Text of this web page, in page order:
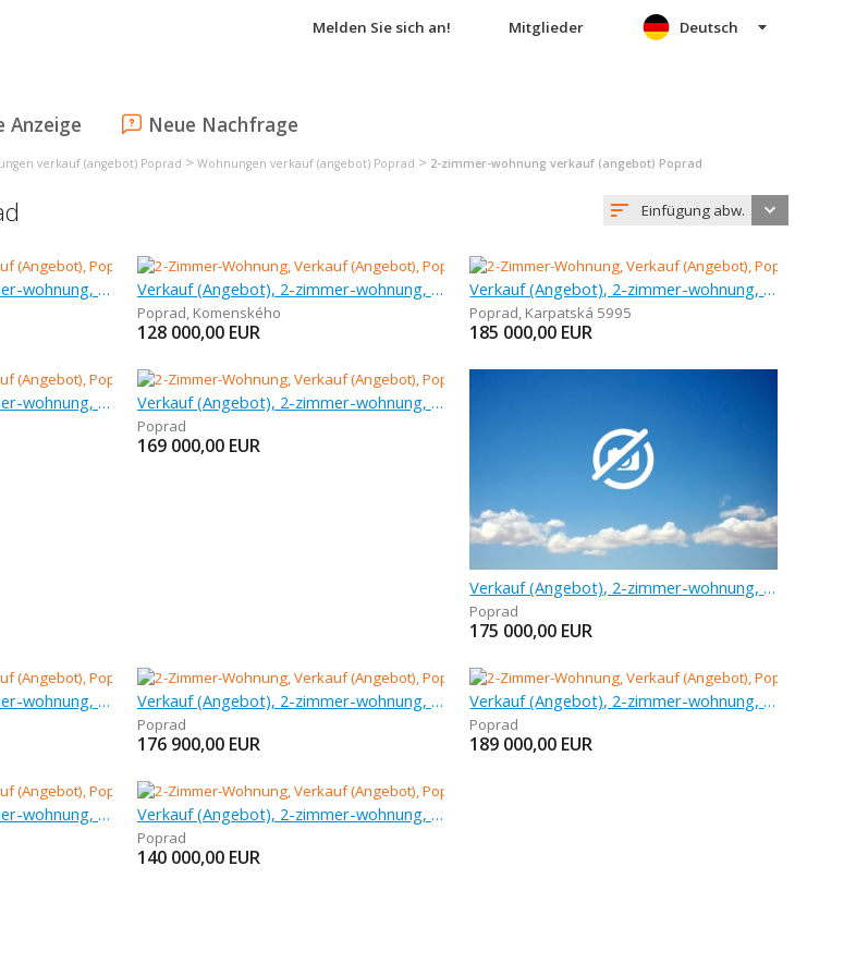
Melden Sie sich an! Mitglieder
Anzeige Neue Nachfrage
Deutsch
verkauf (angebot) Poprad > Wohnungen verkauf (angebot) Poprad > 2-zimmer-wohnung verkauf (angebot) Poprad
Einfügung abw.
Verkauf (Angebot), 2-zimmer-wohnung, 57 m Verkauf (Angebot), 2-zimmer-wohnung, 54 m
Poprad, Komenského
128 000,00 EUR
Verkauf (Angebot), 2-zimmer-wohnung, 55 m
Poprad, Karpatská 5995
185 000,00 EUR
Verkauf (Angebot), 2-zimmer-wohnung, 57 m Verkauf (Angebot), 2-zimmer-wohnung, 55 m
Poprad
169 000,00 EUR
Verkauf (Angebot), 2-zimmer-wohnung, 58,49 m
Poprad
175 000,00 EUR
Verkauf (Angebot), 2-zimmer-wohnung, 51 m Verkauf (Angebot), 2-zimmer-wohnung, 52 m
Poprad
176 900,00 EUR
Verkauf (Angebot), 2-zimmer-wohnung, 51,1 m
Poprad
189 000,00 EUR
Verkauf (Angebot), 2-zimmer-wohnung, 52 m Verkauf (Angebot), 2-zimmer-wohnung, 1 m
Poprad
140 000,00 EUR